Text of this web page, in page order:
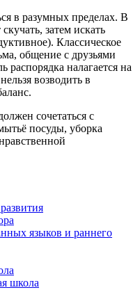
в разумных пределах. В
затем искать
Классическое
общение с друзьями
распорядка налагается на
возводить в
сочетаться с
посуды, уборка
языков и раннего
школа